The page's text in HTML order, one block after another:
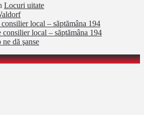
Locuri uitate
local – săptămâna 194
consilier local – săptămâna 194
dă şanse